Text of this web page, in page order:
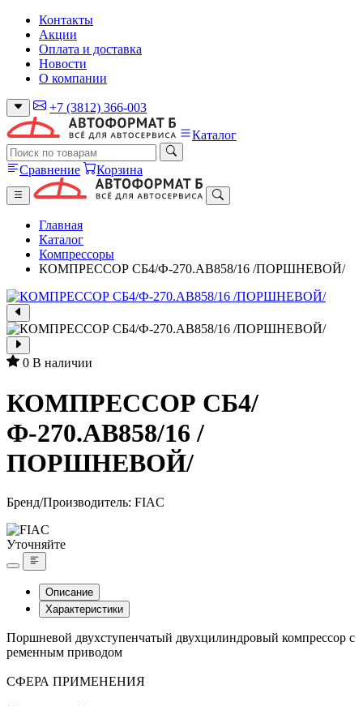
Контакты
Акции
Оплата и доставка
Новости
О компании
+7 (3812) 366-003
Каталог
Сравнение Корзина
Главная
Каталог
Компрессоры
КОМПРЕССОР СБ4/Ф-270.AB858/16 /ПОРШНЕВОЙ/
0 В наличии
КОМПРЕССОР СБ4/
Ф-270.AB858/16 /
ПОРШНЕВОЙ/
Бренд/Производитель: FIAC
Уточняйте
Описание
Характеристики
Поршневой двухступенчатый двухцилиндровый компрессор с
ременным приводом
СФЕРА ПРИМЕНЕНИЯ